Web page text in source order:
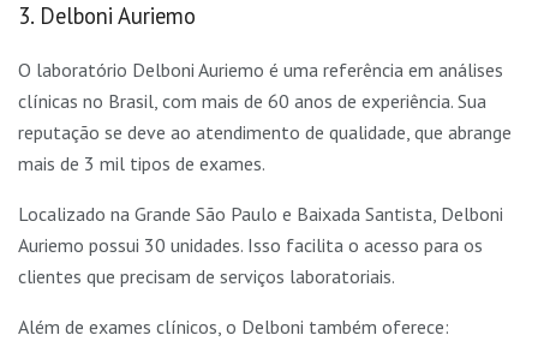
3. Delboni Auriemo
O laboratório Delboni Auriemo é uma referência em análises
clínicas no Brasil, com mais de 60 anos de experiência. Sua
reputação se deve ao atendimento de qualidade, que abrange
mais de 3 mil tipos de exames.
Localizado na Grande São Paulo e Baixada Santista, Delboni
Auriemo possui 30 unidades. Isso facilita o acesso para os
clientes que precisam de serviços laboratoriais.
Além de exames clínicos, o Delboni também oferece: